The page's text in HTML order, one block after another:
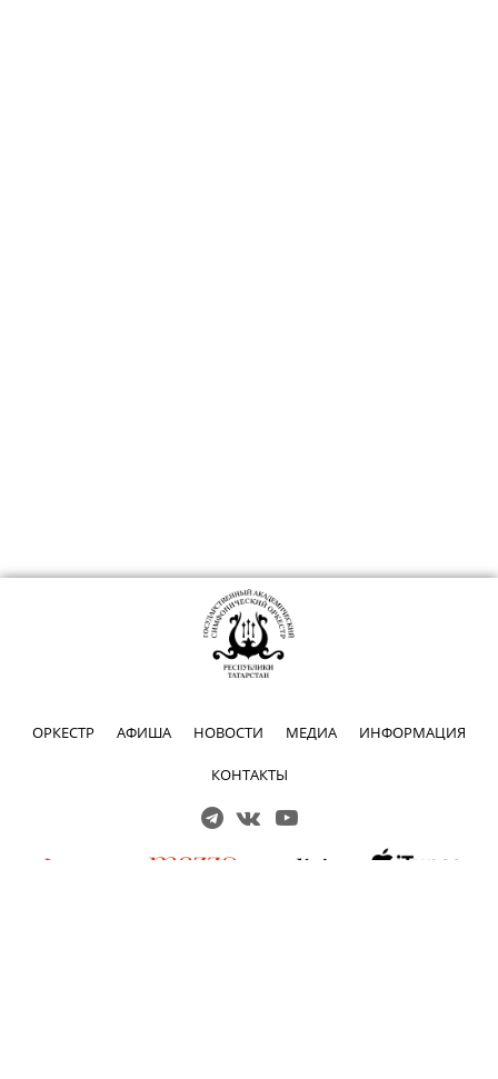
ОРКЕСТР АФИША НОВОСТИ МЕДИА ИНФОРМАЦИЯ
КОНТАКТЫ